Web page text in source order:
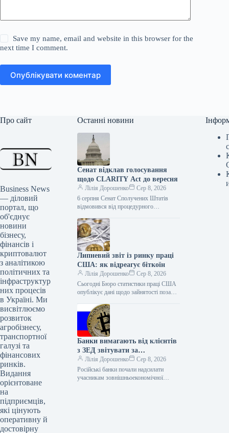
Save my name, email and website in this browser for the
next time I comment.
Опублікувати коментар
Про сайт
Business News
— діловий
портал, що
об'єднує
новини
бізнесу,
фінансів і
криптовалют
з аналітикою
політичних та
інфраструктур
них процесів
в Україні. Ми
висвітлюємо
розвиток
агробізнесу,
транспортної
галузі та
фінансових
ринків.
Видання
орієнтоване
на
підприємців,
які цінують
оперативну й
достовірну
Останні новини
Сенат відклав голосування
щодо CLARITY Act до вересня
Лілія Дорошенко
Сер 8, 2026
6 серпня Сенат Сполучених Штатів
відмовився від процедурного
структуру крипторинку CLARITY Act
до завершення серпневої перерви.…
Липневий звіт із ринку праці
США: як відреагує біткоїн
Лілія Дорошенко
Сер 8, 2026
Сьогодні Бюро статистики праці США
опублікує дані щодо зайнятості поза
Економісти очікують зростання лише
на 83…
Банки вимагають від клієнтів
з ЗЕД звітувати за
криптовалюту
Лілія Дорошенко
Сер 8, 2026
Російські банки почали надсилати
учасникам зовнішньоекономічної